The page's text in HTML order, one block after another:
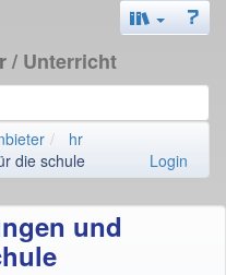
/ Unterricht
hr
die schule
Login
und